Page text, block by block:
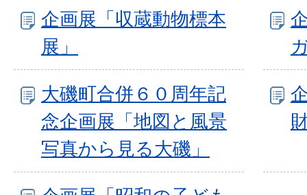
企画展「収蔵動物標本
展」
大磯町合併６０周年記
念企画展「地図と風景
写真から見る大磯」